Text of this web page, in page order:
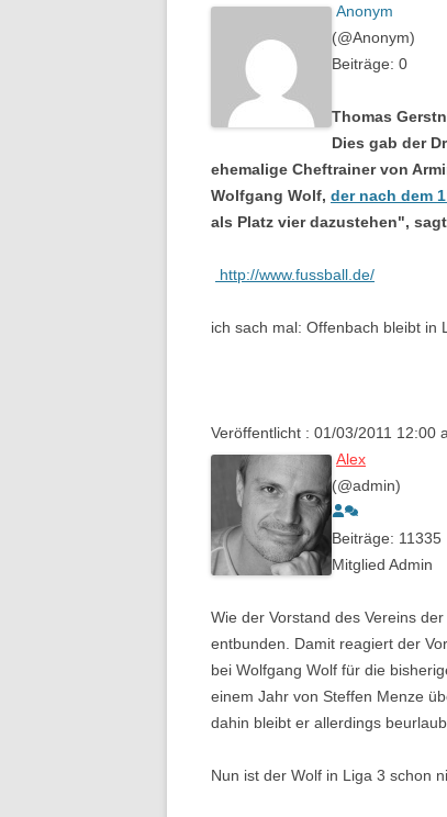
Anonym
(@Anonym)
Beiträge: 0
Thomas
Dies gab der
ehemalige Cheftrainer von
Wolfgang Wolf, der nach dem
als Platz vier dazustehen",
http://www.fussball.de/
ich sach mal: Offenbach bleibt in
Veröffentlicht : 01/03/2011 12:00
Alex
(@admin)
Beiträge: 11335
Mitglied Admin
Wie der Vorstand des Vereins
entbunden. Damit reagiert der
bei Wolfgang Wolf für die
einem Jahr von Steffen Menze
dahin bleibt er allerdings
Nun ist der Wolf in Liga 3 schon